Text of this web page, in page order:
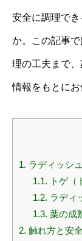
安全に調理で
か。この記事
理の工夫まで
情報をもとにお
1. ラディッシ
1.1. トゲ（
1.2. ラディ
1.3. 葉の成
2. 触れ方と安